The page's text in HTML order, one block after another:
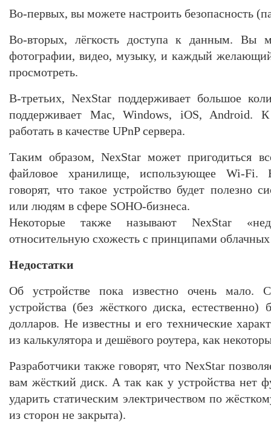
Во-первых, вы можете настроить безопасность
Во-вторых, лёгкость доступа к данным. Вы
фотографии, видео, музыку, и каждый
просмотреть.
В-третьих, NexStar поддерживает большое
поддерживает Mac, Windows, iOS, Android.
работать в качестве UPnP сервера.
Таким образом, NexStar может пригодиться
файловое хранилище, использующее Wi-Fi.
говорят, что такое устройство будет полезно
или людям в сфере SOHO-бизнеса.
Некоторые также называют NexStar
относительную схожесть с принципами
Недостатки
Об устройстве пока известно очень мало.
устройства (без жёсткого диска,
долларов. Не известны и его технические
из калькулятора и дешёвого роутера, как
Разработчики также говорят, что NexStar
вам жёсткий диск. А так как у устройства нет
ударить статическим электричеством по
из сторон не закрыта).